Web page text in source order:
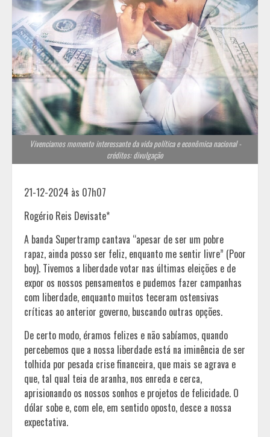
Vivenciamos momento interessante da vida política e econômica nacional -
créditos: divulgação
21-12-2024 às 07h07
Rogério Reis Devisate*
A banda Supertramp cantava “apesar de ser um pobre
rapaz, ainda posso ser feliz, enquanto me sentir livre” (Poor
boy). Tivemos a liberdade votar nas últimas eleições e de
expor os nossos pensamentos e pudemos fazer campanhas
com liberdade, enquanto muitos teceram ostensivas
críticas ao anterior governo, buscando outras opções.
De certo modo, éramos felizes e não sabíamos, quando
percebemos que a nossa liberdade está na iminência de ser
tolhida por pesada crise financeira, que mais se agrava e
que, tal qual teia de aranha, nos enreda e cerca,
aprisionando os nossos sonhos e projetos de felicidade. O
dólar sobe e, com ele, em sentido oposto, desce a nossa
expectativa.